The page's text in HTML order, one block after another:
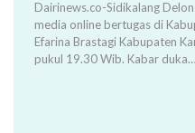
Dairinews.co-Sidikalang
media online bertugas di
Efarina Brastagi Kabupaten
pukul 19.30 Wib. Kabar duka…